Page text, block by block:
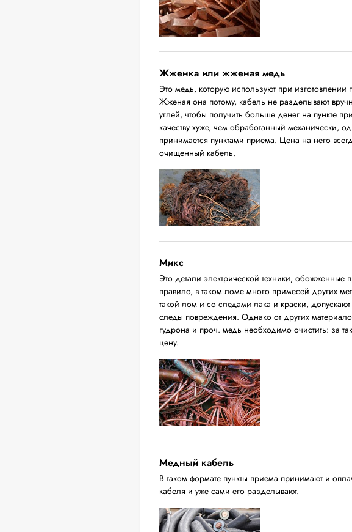
Жженка или жженая медь
Это медь, которую используют при
Жженая она потому, кабель не разделывают
углей, чтобы получить больше денег на пункте
качеству хуже, чем обработанный механически,
принимается пунктами приема. Цена на него
очищенный кабель.
Микс
Это детали электрической техники, обожженные
правило, в таком ломе много примесей других
такой лом и со следами лака и краски,
следы повреждения. Однако от других
гудрона и проч. медь необходимо очистить: за
цену.
Медный кабель
В таком формате пункты приема принимают и
кабеля и уже сами его разделывают.